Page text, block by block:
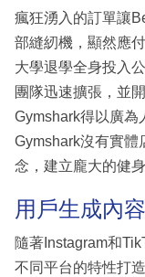
瘋狂湧入的訂單讓
部縫紉機，顯然應
大學退學全身投入
團隊迅速擴張，並
Gymshark得以廣為
Gymshark沒有實體
念，建立龐大的健
用戶生成內
隨著Instagram和
不同平台的特性打